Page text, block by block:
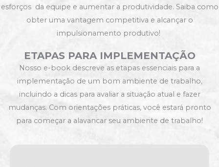
esforços da equipe e aumentar a produtividade. Saiba como
obter uma vantagem competitiva e alcançar o
impulsionamento produtivo!
ETAPAS PARA IMPLEMENTAÇÃO
Nosso e-book descreve as etapas essenciais para a
implementação de um bom ambiente de trabalho,
incluindo a dicas para avaliar a situação atual e fazer
mudanças. Com orientações práticas, você estará pronto
para começar a alavancar seu ambiente de trabalho!